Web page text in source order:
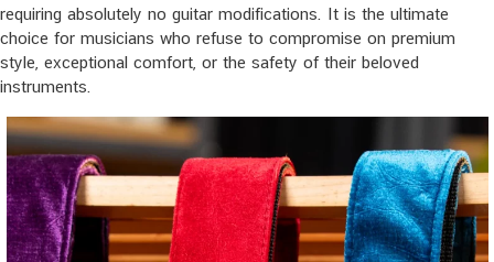
requiring absolutely no guitar modifications. It is the ultimate
choice for musicians who refuse to compromise on premium
style, exceptional comfort, or the safety of their beloved
instruments.